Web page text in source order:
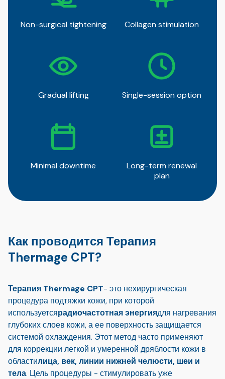
Non-surgical tightening Collagen stimulation
Gradual lifting Single-session option
Minimal downtime
Long-term renewal
plan
Как проводится Терапия
Thermage CPT?
Терапия Thermage CPT- это нехирургическая
процедура подтяжки кожи, при которой
используетсярадиочастотная энергиядля нагревания
глубоких слоев кожи, а ее поверхность защищается
системой охлаждения. Этот метод часто применяют
для коррекции легкой и умеренной дряблости кожи в
областилица, век, линии нижней челюсти, шеи и
тела. Цель процедуры - стимулировать уже